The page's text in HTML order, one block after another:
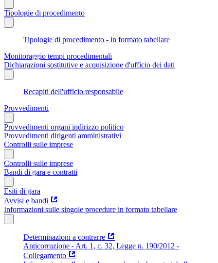
Tipologie di procedimento
Tipologie di procedimento - in formato tabellare
Monitoraggio tempi procedimentali
Dichiarazioni sostitutive e acquisizione d'ufficio dei dati
Recapiti dell'ufficio responsabile
Provvedimenti
Provvedimenti organi indirizzo politico
Provvedimenti dirigenti amministrativi
Controlli sulle imprese
Controlli sulle imprese
Bandi di gara e contratti
Esiti di gara
Avvisi e bandi
Informazioni sulle singole procedure in formato tabellare
Determinazioni a contrarre
Anticorruzione - Art. 1, c. 32, Legge n. 190/2012 -
Collegamento